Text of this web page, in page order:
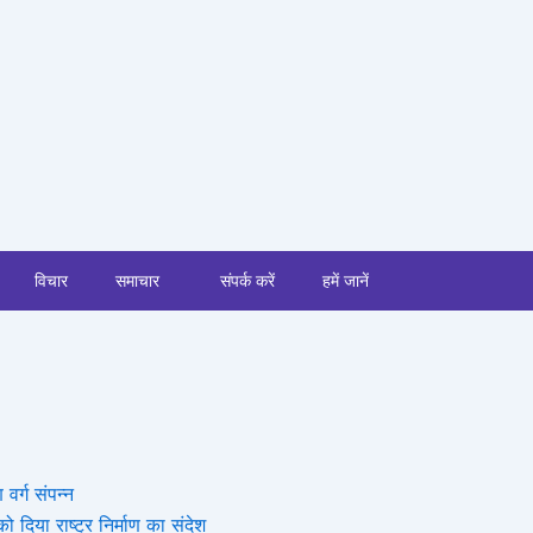
विचार समाचार संपर्क करें हमें जानें
वर्ग संपन्न
राष्ट्र निर्माण का संदेश